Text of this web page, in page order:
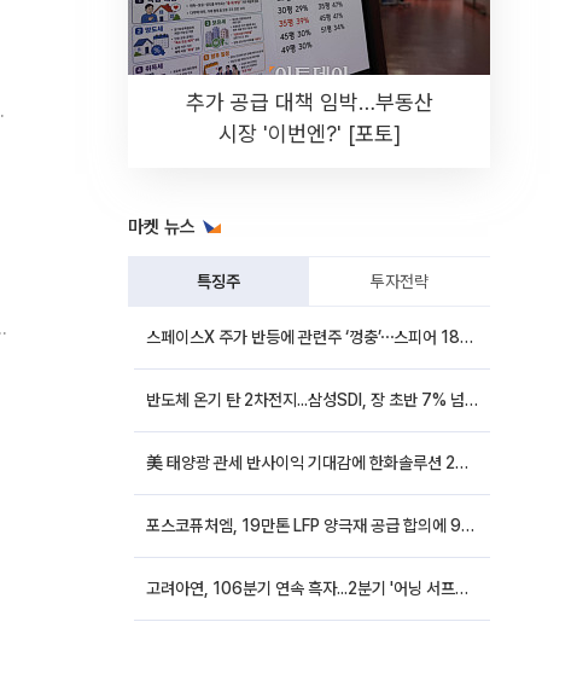
추가 공급 대책 임박…부동산
시장 '이번엔?' [포토]
마켓 뉴스
특징주 투자전략
스페이스X 주가 반등에 관련주 ‘껑충’⋯스피어 18%ㆍ에이치브이엠 12%↑
반도체 온기 탄 2차전지...삼성SDI, 장 초반 7% 넘게 껑충
美 태양광 관세 반사이익 기대감에 한화솔루션 20%대·OCI홀딩스 14%대 급등
포스코퓨처엠, 19만톤 LFP 양극재 공급 합의에 9%대 강세
고려아연, 106분기 연속 흑자...2분기 '어닝 서프라이즈'에 장 초반 12%대 강세